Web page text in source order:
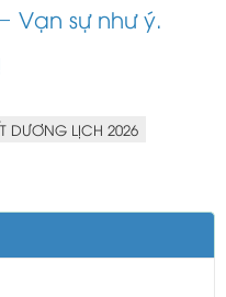
Vạn sự như ý.
DƯƠNG LỊCH 2026